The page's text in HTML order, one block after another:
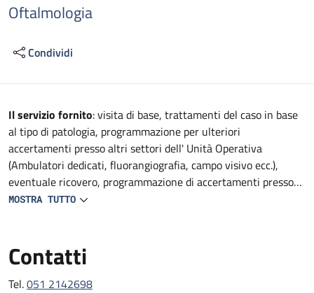
Oftalmologia
Condividi
Descrizione
Il servizio fornito: visita di base, trattamenti del caso in base
al tipo di patologia, programmazione per ulteriori
accertamenti presso altri settori dell' Unità Operativa
(Ambulatori dedicati, fluorangiografia, campo visivo ecc.),
eventuale ricovero, programmazione di accertamenti presso
altre strutture del Policlinico (TAC, RMN, consulenze
MOSTRA TUTTO
Contatti
Tel.051 2142698